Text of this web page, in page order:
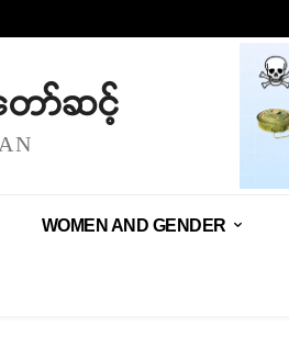
ော်ဆင့်
WOMEN AND GENDER